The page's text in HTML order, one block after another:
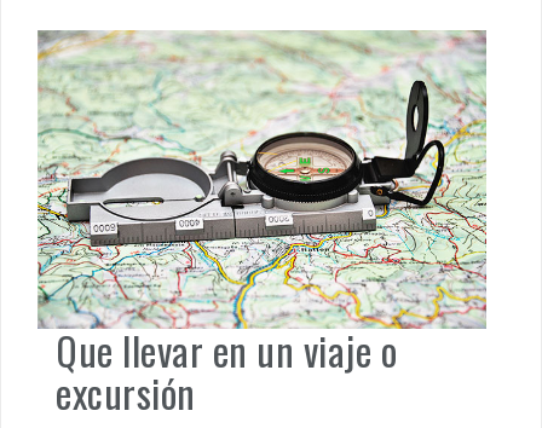
Que llevar en un viaje o
excursión